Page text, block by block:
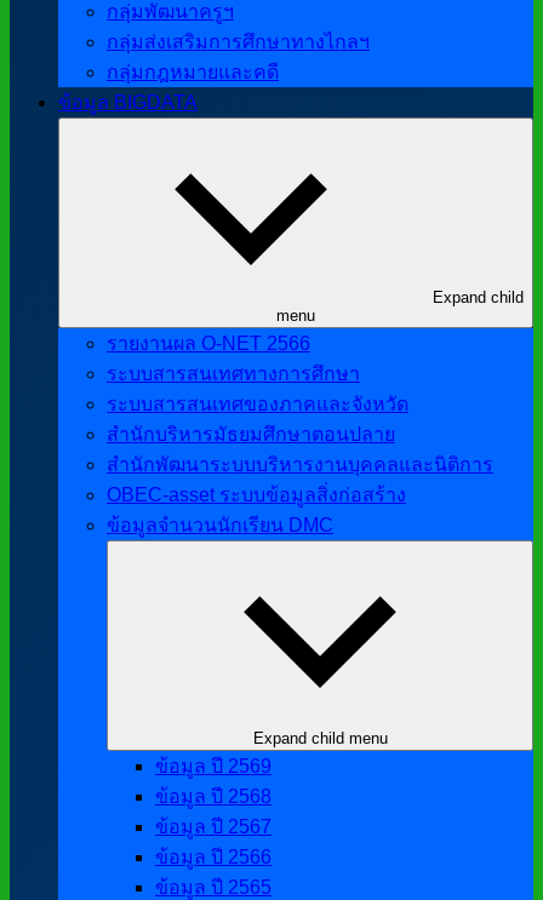
กลุ่มพัฒนาครูฯ
กลุ่มส่งเสริมการศึกษาทางไกลฯ
กลุ่มกฎหมายและคดี
ข้อมูล BIGDATA
Expand child
menu
รายงานผล O-NET 2566
ระบบสารสนเทศทางการศึกษา
ระบบสารสนเทศของภาคและจังหวัด
สำนักบริหารมัธยมศึกษาตอนปลาย
สำนักพัฒนาระบบบริหารงานบุคคลและนิติการ
OBEC-asset ระบบข้อมูลสิ่งก่อสร้าง
ข้อมูลจำนวนนักเรียน DMC
Expand child menu
ข้อมูล ปี 2569
ข้อมูล ปี 2568
ข้อมูล ปี 2567
ข้อมูล ปี 2566
ข้อมูล ปี 2565